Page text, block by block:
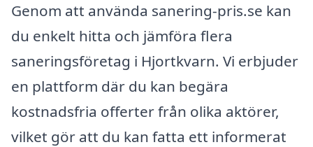
Genom att använda sanering-pris.se kan
du enkelt hitta och jämföra flera
saneringsföretag i Hjortkvarn. Vi erbjuder
en plattform där du kan begära
kostnadsfria offerter från olika aktörer,
vilket gör att du kan fatta ett informerat